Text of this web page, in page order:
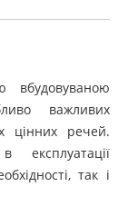
вбудовуваною
важливих
цінних речей.
так і